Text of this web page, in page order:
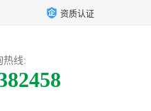
资质认证
热线: